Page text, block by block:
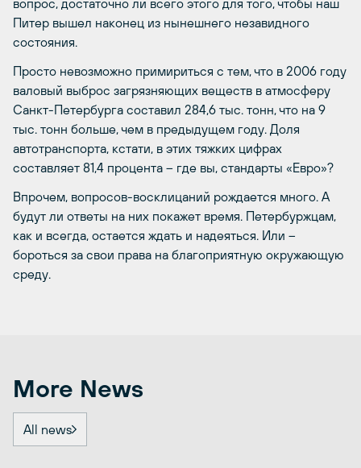
вопрос, достаточно ли всего этого для того, чтобы наш
Питер вышел наконец из нынешнего незавидного
состояния.
Просто невозможно примириться с тем, что в 2006 году
валовый выброс загрязняющих веществ в атмосферу
Санкт-Петербурга составил 284,6 тыс. тонн, что на 9
тыс. тонн больше, чем в предыдущем году. Доля
автотранспорта, кстати, в этих тяжких цифрах
составляет 81,4 процента – где вы, стандарты «Евро»?
Впрочем, вопросов-восклицаний рождается много. А
будут ли ответы на них покажет время. Петербуржцам,
как и всегда, остается ждать и надеяться. Или –
бороться за свои права на благоприятную окружающую
среду.
More News
All news